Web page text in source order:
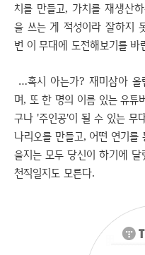
치를 만들고, 가치를 재생산
을 쓰는 게 적성이라 잘하지
번 이 무대에 도전해보기를 바
…혹시 아는가? 재미삼아 올
며, 또 한 명의 이름 있는 유튜
구나 '주인공'이 될 수 있는 무
나리오를 만들고, 어떤 연기를
을지는 모두 당신이 하기에
천직일지도 모른다.